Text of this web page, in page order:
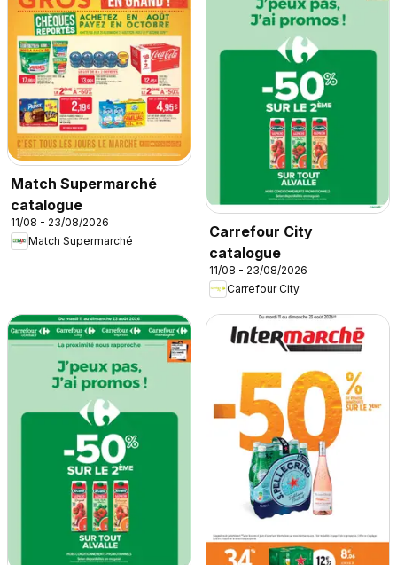
Match Supermarché
catalogue
11/08 - 23/08/2026
Match Supermarché
Carrefour City
catalogue
11/08 - 23/08/2026
Carrefour City